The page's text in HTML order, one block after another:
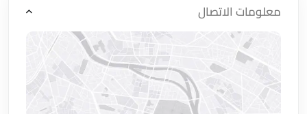
معلومات الاتصال